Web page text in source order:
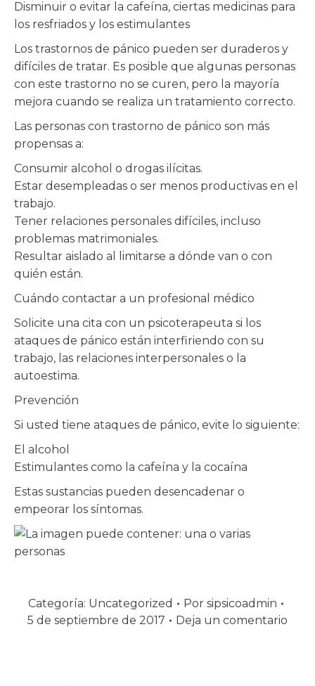
Disminuir o evitar la cafeína, ciertas medicinas para
los resfriados y los estimulantes
Los trastornos de pánico pueden ser duraderos y
difíciles de tratar. Es posible que algunas personas
con este trastorno no se curen, pero la mayoría
mejora cuando se realiza un tratamiento correcto.
Las personas con trastorno de pánico son más
propensas a:
Consumir alcohol o drogas ilícitas.
Estar desempleadas o ser menos productivas en el
trabajo.
Tener relaciones personales difíciles, incluso
problemas matrimoniales.
Resultar aislado al limitarse a dónde van o con
quién están.
Cuándo contactar a un profesional médico
Solicite una cita con un psicoterapeuta si los
ataques de pánico están interfiriendo con su
trabajo, las relaciones interpersonales o la
autoestima.
Prevención
Si usted tiene ataques de pánico, evite lo siguiente:
El alcohol
Estimulantes como la cafeína y la cocaína
Estas sustancias pueden desencadenar o
empeorar los síntomas.
Categoría: Uncategorized Por sipsicoadmin
5 de septiembre de 2017
Deja un comentario